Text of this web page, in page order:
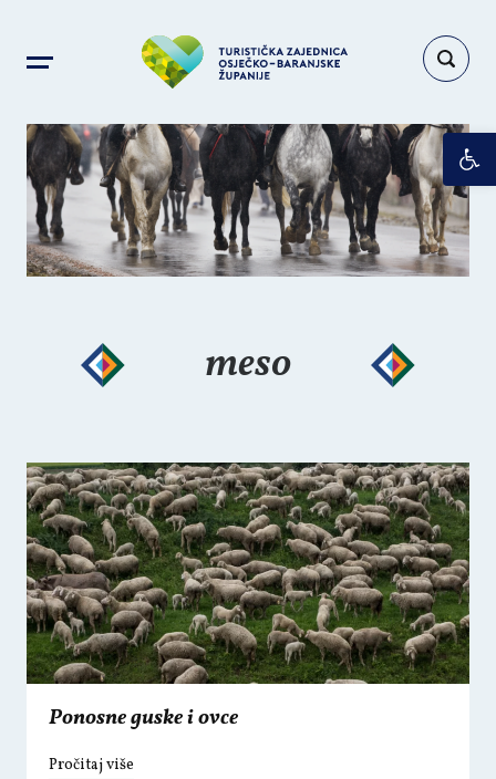
meso
Ponosne guske i ovce
Pročitaj više